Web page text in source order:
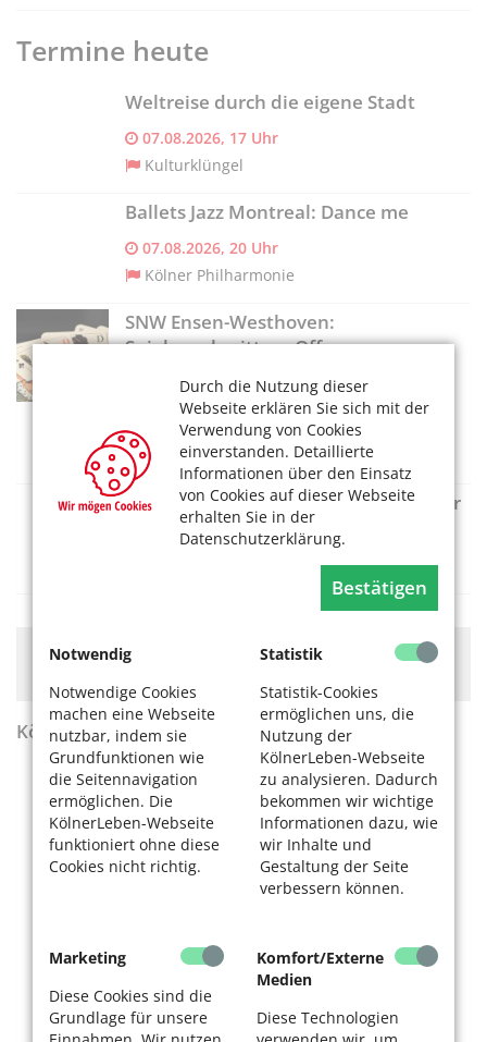
Durch die Nutzung dieser
Webseite erklären Sie sich mit der
Verwendung von Cookies
einverstanden. Detaillierte
Informationen über den Einsatz
von Cookies auf dieser Webseite
erhalten Sie in der
Datenschutzerklärung.
Bestätigen
Notwendig
Notwendige Cookies
machen eine Webseite
nutzbar, indem sie
Grundfunktionen wie
die Seitennavigation
ermöglichen. Die
KölnerLeben-Webseite
funktioniert ohne diese
Cookies nicht richtig.
Statistik
Statistik-Cookies
ermöglichen uns, die
Nutzung der
KölnerLeben-Webseite
zu analysieren. Dadurch
bekommen wir wichtige
Informationen dazu, wie
wir Inhalte und
Gestaltung der Seite
verbessern können.
Marketing
Diese Cookies sind die
Grundlage für unsere
Komfort/Externe
Medien
Diese Technologien
Termine heute
Weltreise durch die eigene Stadt
07.08.2026, 17 Uhr
Kulturklüngel
Ballets Jazz Montreal: Dance me
07.08.2026, 20 Uhr
Kölner Philharmonie
SNW Ensen-Westhoven:
Spielenachmittag „Offenes
07.08.2026, 14 Uhr
SeniorenNetzwerk Ensen c/o
Seniorenvertretung
NO GO: Angie Hiesl und Roland Kaiser
07.08.2026, 18 Uhr
Angie Hiesl + Roland Kaiser Produktion
Hier könnte Werbung stehen, mit der wir uns
KölnerLeben Sommer 2026